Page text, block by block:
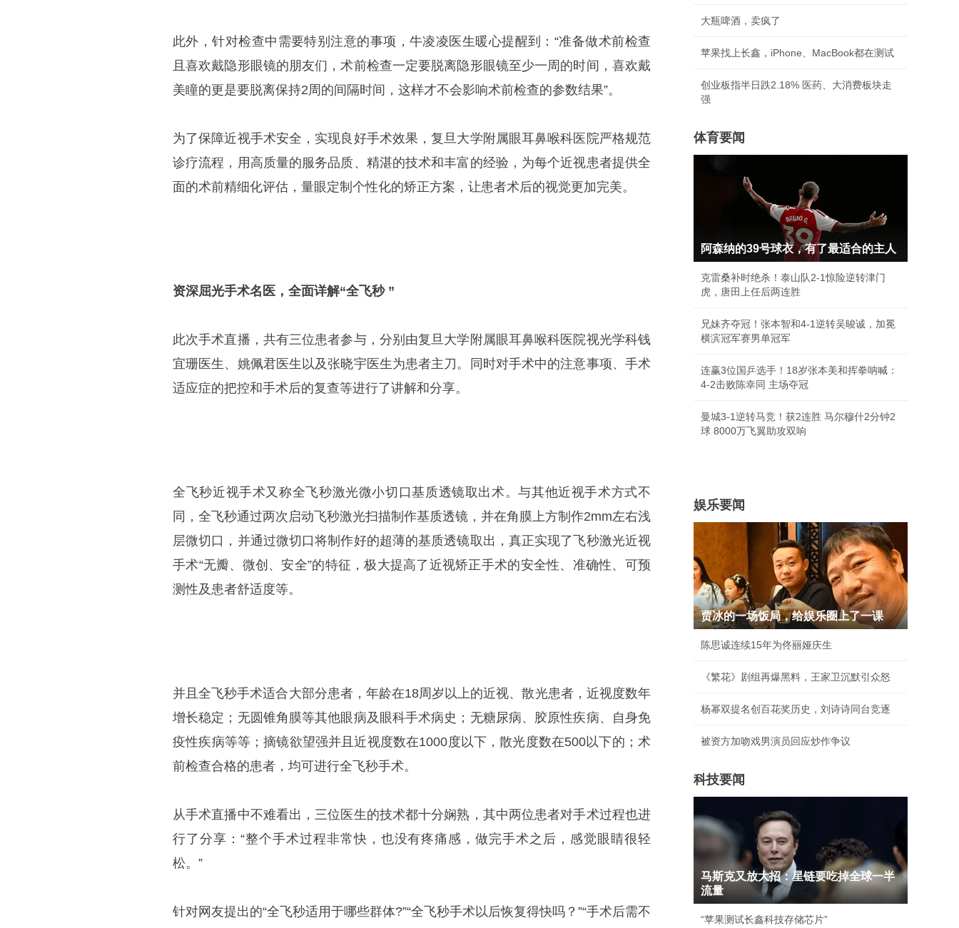
此外，针对检查中需要特别注意的事项，牛凌凌医生暖心提醒到：“准备做术前检查
且喜欢戴隐形眼镜的朋友们，术前检查一定要脱离隐形眼镜至少一周的时间，喜欢戴
美瞳的更是要脱离保持2周的间隔时间，这样才不会影响术前检查的参数结果”。
为了保障近视手术安全，实现良好手术效果，复旦大学附属眼耳鼻喉科医院严格规范
诊疗流程，用高质量的服务品质、精湛的技术和丰富的经验，为每个近视患者提供全
面的术前精细化评估，量眼定制个性化的矫正方案，让患者术后的视觉更加完美。
资深屈光手术名医，全面详解“全飞秒 ”
此次手术直播，共有三位患者参与，分别由复旦大学附属眼耳鼻喉科医院视光学科钱
宜珊医生、姚佩君医生以及张晓宇医生为患者主刀。同时对手术中的注意事项、手术
适应症的把控和手术后的复查等进行了讲解和分享。
全飞秒近视手术又称全飞秒激光微小切口基质透镜取出术。与其他近视手术方式不
同，全飞秒通过两次启动飞秒激光扫描制作基质透镜，并在角膜上方制作2mm左右浅
层微切口，并通过微切口将制作好的超薄的基质透镜取出，真正实现了飞秒激光近视
手术“无瓣、微创、安全”的特征，极大提高了近视矫正手术的安全性、准确性、可预
测性及患者舒适度等。
并且全飞秒手术适合大部分患者，年龄在18周岁以上的近视、散光患者，近视度数年
增长稳定；无圆锥角膜等其他眼病及眼科手术病史；无糖尿病、胶原性疾病、自身免
疫性疾病等等；摘镜欲望强并且近视度数在1000度以下，散光度数在500以下的；术
前检查合格的患者，均可进行全飞秒手术。
从手术直播中不难看出，三位医生的技术都十分娴熟，其中两位患者对手术过程也进
行了分享：“整个手术过程非常快，也没有疼痛感，做完手术之后，感觉眼睛很轻
松。”
针对网友提出的“全飞秒适用于哪些群体?”“全飞秒手术以后恢复得快吗？”“手术后需不
大瓶啤酒，卖疯了
苹果找上长鑫，iPhone、MacBook都在测试
创业板指半日跌2.18% 医药、大消费板块走
强
体育要闻
阿森纳的39号球衣，有了最适合的主人
克雷桑补时绝杀！泰山队2-1惊险逆转津门
虎，唐田上任后两连胜
兄妹齐夺冠！张本智和4-1逆转吴晙诚，加冕
横滨冠军赛男单冠军
连赢3位国乒选手！18岁张本美和挥拳呐喊：
4-2击败陈幸同 主场夺冠
曼城3-1逆转马竞！获2连胜 马尔穆什2分钟2
球 8000万飞翼助攻双响
娱乐要闻
贾冰的一场饭局，给娱乐圈上了一课
陈思诚连续15年为佟丽娅庆生
《繁花》剧组再爆黑料，王家卫沉默引众怒
杨幂双提名创百花奖历史，刘诗诗同台竞逐
被资方加吻戏男演员回应炒作争议
科技要闻
马斯克又放大招：星链要吃掉全球一半
流量
“苹果测试长鑫科技存储芯片”